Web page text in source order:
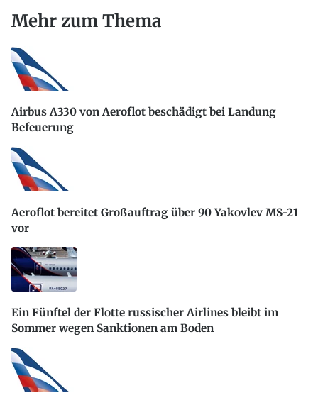
Mehr zum Thema
Airbus A330 von Aeroflot beschädigt bei Landung
Befeuerung
Aeroflot bereitet Großauftrag über 90 Yakovlev MS-21
vor
Ein Fünftel der Flotte russischer Airlines bleibt im
Sommer wegen Sanktionen am Boden